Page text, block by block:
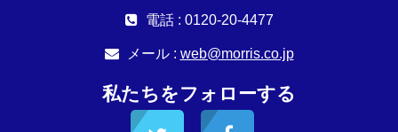
電話 : 0120-20-4477
メール : web@morris.co.jp
私たちをフォローする